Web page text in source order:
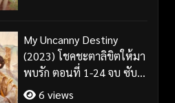
My Uncanny Destiny
(2023) โชคชะตาลิขิตให้มา
พบรัก ตอนที่ 1-24 จบ ซับ
ไทย/พากย์ไทย
6 views